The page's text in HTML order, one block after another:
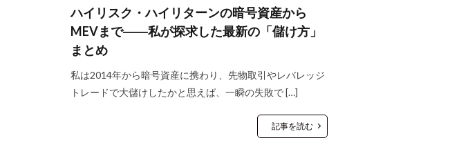
ハイリスク・ハイリターンの暗号資産から
MEVまで――私が探求した最新の「儲け方」
まとめ
私は2014年から暗号資産に携わり、先物取引やレバレッジ
トレードで大儲けしたかと思えば、一瞬の失敗で […]
記事を読む